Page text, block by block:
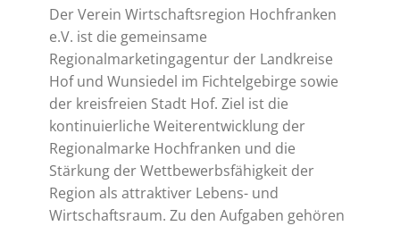
Der Verein Wirtschaftsregion Hochfranken
e.V. ist die gemeinsame
Regionalmarketingagentur der Landkreise
Hof und Wunsiedel im Fichtelgebirge sowie
der kreisfreien Stadt Hof. Ziel ist die
kontinuierliche Weiterentwicklung der
Regionalmarke Hochfranken und die
Stärkung der Wettbewerbsfähigkeit der
Region als attraktiver Lebens- und
Wirtschaftsraum. Zu den Aufgaben gehören